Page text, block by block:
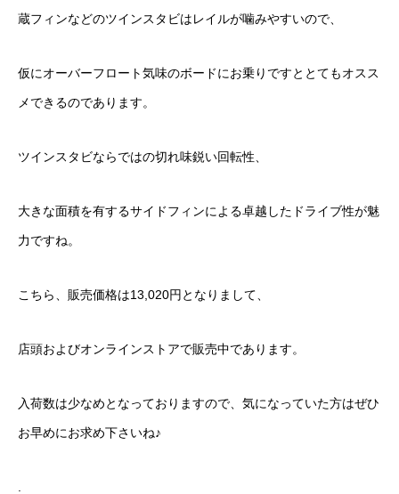
蔵フィンなどのツインスタビはレイルが噛みやすいので、
仮にオーバーフロート気味のボードにお乗りですととてもオスス
メできるのであります。
ツインスタビならではの切れ味鋭い回転性、
大きな面積を有するサイドフィンによる卓越したドライブ性が魅
力ですね。
こちら、販売価格は13,020円となりまして、
店頭およびオンラインストアで販売中であります。
入荷数は少なめとなっておりますので、気になっていた方はぜひ
お早めにお求め下さいね♪